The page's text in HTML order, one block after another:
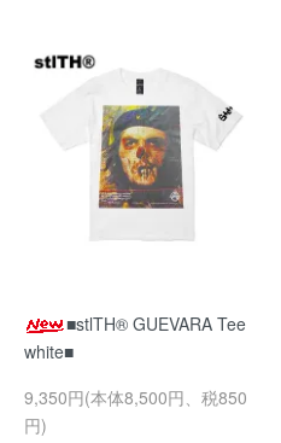
■stlTH® GUEVARA Tee
white■
9,350円(本体8,500円、税850
円)